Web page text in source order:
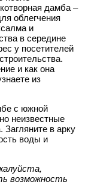
дамба –
облегчения
и
в середине
у посетителей
и как она
из
с южной
неизвестные
Загляните в арку
воды и
возможность